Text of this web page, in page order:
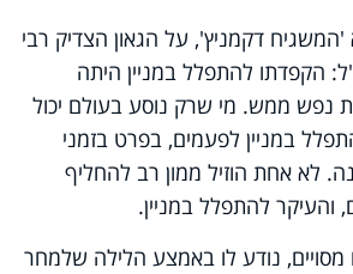
דקמניץ', על הגאון הצדיק רבי
הקפדתו להתפלל במניין היתה
נפש ממש. מי שרק נוסע בעולם יכול
במניין לפעמים, בפרט בזמני
לא אחת הוזיל ממון רב להחליף
והעיקר להתפלל במניין.
מסויים, נודע לו באמצע הלילה שלמחר